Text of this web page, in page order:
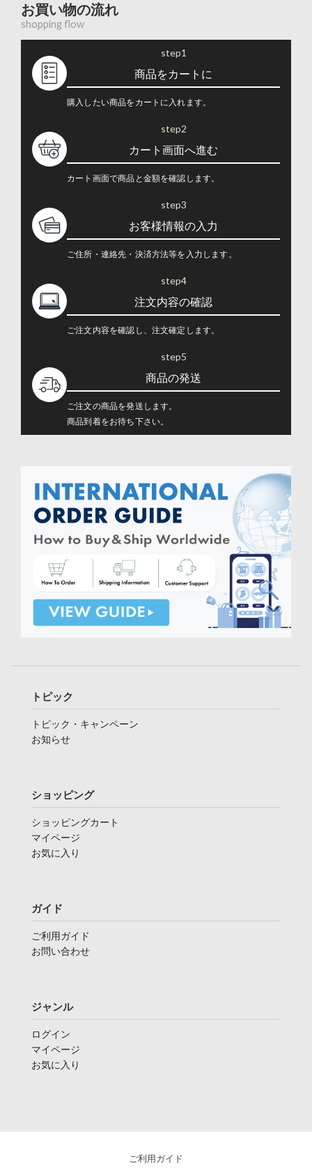
お買い物の流れ
shopping flow
step1
商品をカートに
購入したい商品をカートに入れます。
step2
カート画面へ進む
カート画面で商品と金額を確認します。
step3
お客様情報の入力
ご住所・連絡先・決済方法等を入力します。
step4
注文内容の確認
ご注文内容を確認し、注文確定します。
step5
商品の発送
ご注文の商品を発送します。
商品到着をお待ち下さい。
トピック
トピック・キャンペーン
お知らせ
ショッピング
ショッピングカート
マイページ
お気に入り
ガイド
ご利用ガイド
お問い合わせ
ジャンル
ログイン
マイページ
お気に入り
ご利用ガイド